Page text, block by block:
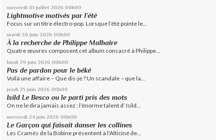
mercredi 01 juillet 2026 00h00
Lightmotive motivés par l’été
Focus sur un titre électro-pop. Lorsque l’été pointe le...
mardi 30 juin 2026 00h00
À la recherche de Philippe Malhaire
Quatre œuvres composent cet album consacré à Philippe...
lundi 29 juin 2026 00h00
Pas de pardon pour le béké
Voilà une affaire – Que dis-je ? Un scandale – que la...
jeudi 25 juin 2026 00h00
Isild Le Besco ou le parti pris des mots
On ne le dira jamais assez : l’énorme talent d’ Isild...
mercredi 24 juin 2026 00h00
Le Garçon qui faisait danser les collines
Les Cramés de la Bobine présentent à l'Alticiné de...